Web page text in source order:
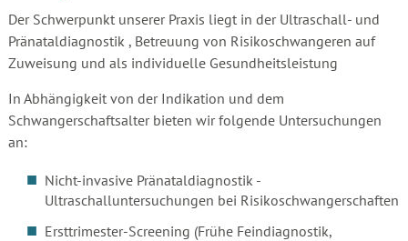
Der Schwerpunkt unserer Praxis liegt in der Ultraschall- und
Pränataldiagnostik , Betreuung von Risikoschwangeren auf
Zuweisung und als individuelle Gesundheitsleistung
In Abhängigkeit von der Indikation und dem
Schwangerschaftsalter bieten wir folgende Untersuchungen
an:
Nicht-invasive Pränataldiagnostik -
Ultraschalluntersuchungen bei Risikoschwangerschaften
Ersttrimester-Screening (Frühe Feindiagnostik,